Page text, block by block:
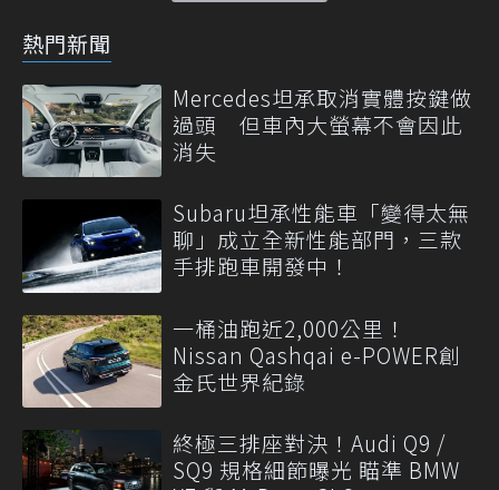
熱門新聞
Mercedes坦承取消實體按鍵做
過頭 但車內大螢幕不會因此
消失
Subaru坦承性能車「變得太無
聊」成立全新性能部門，三款
手排跑車開發中！
一桶油跑近2,000公里！
Nissan Qashqai e-POWER創
金氏世界紀錄
終極三排座對決！Audi Q9 /
SQ9 規格細節曝光 瞄準 BMW